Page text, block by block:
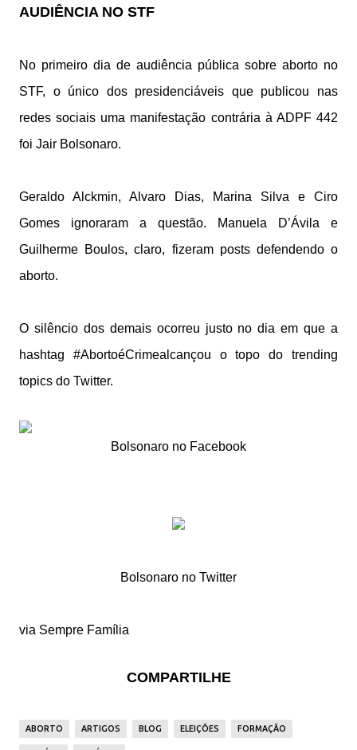
AUDIÊNCIA NO STF
No primeiro dia de audiência pública sobre aborto no
STF, o único dos presidenciáveis que publicou nas
redes sociais uma manifestação contrária à ADPF 442
foi Jair Bolsonaro.
Geraldo Alckmin, Alvaro Dias, Marina Silva e Ciro
Gomes ignoraram a questão. Manuela D’Ávila e
Guilherme Boulos, claro, fizeram posts defendendo o
aborto.
O silêncio dos demais ocorreu justo no dia em que a
hashtag #AbortoéCrimealcançou o topo do trending
topics do Twitter.
Bolsonaro no Facebook
Bolsonaro no Twitter
via Sempre Família
COMPARTILHE
ABORTO ARTIGOS BLOG ELEIÇÕES FORMAÇÃO